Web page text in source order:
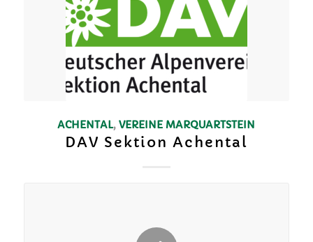
ACHENTAL,VEREINE MARQUARTSTEIN
DAV Sektion Achental